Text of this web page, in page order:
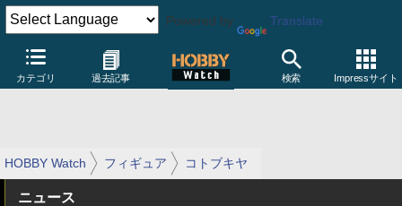
Powered by Translate
カテゴリ 過去記事 検索 Impressサイト
HOBBY Watch フィギュア コトブキヤ
ニュース